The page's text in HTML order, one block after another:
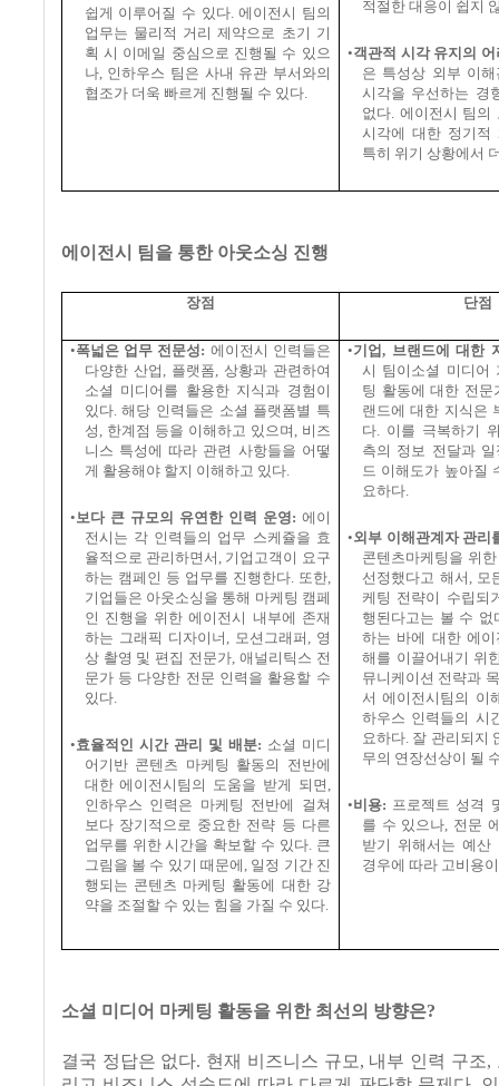
쉽게 이루어질 수 있다.에이전시 팀의
업무는 물리적 거리 제약으로 초기 기
획 시 이메일 중심으로 진행될 수 있으
나, 인하우스 팀은 사내 유관 부서와의
협조가 더욱 빠르게 진행될 수 있다.
적절한 대응이 쉽지
•객관적 시각 유지의 어
은 특성상 외부 이
시각을 우선하는 경
없다. 에이전시 팀의
시각에 대한 정기적
특히 위기 상황에서
에이전시 팀을 통한 아웃소싱 진행
장점 단점
•폭넓은 업무 전문성: 에이전시 인력들은
다양한 산업
플랫폼 상황과 관련하여
소셜 미디어를 활용한 지식과 경험이
있다.해당 인력들은 소셜 플랫폼별 특
성
한계점 등을 이해하고 있으며
비즈
니스 특성에 따라 관련 사항들을 어떻
게 활용해야 할지 이해하고 있다.
• 보다 큰 규모의 유연한 인력 운영: 에이
전시는 각 인력들의 업무 스케쥴을 효
율적으로 관리하면서 기업고객이 요구
하는 캠페인 등 업무를 진행한다. 또한,
기업들은 아웃소싱을 통해 마케팅 캠페
인 진행을 위한 에이전시 내부에 존재
하는 그래픽 디자이너
모션그래퍼
영
상 촬영 및 편집 전문가 애널리틱스 전
문가 등 다양한 전문 인력을 활용할 수
있다.
•효율적인 시간 관리 및 배분: 소셜 미디
어기반 콘텐츠 마케팅 활동의 전반에
대한 에이전시팀의 도움을 받게 되면
인하우스 인력은 마케팅 전반에 걸쳐
보다 장기적으로 중요한 전략 등 다른
업무를 위한 시간을 확보할 수 있다. 큰
그림을 볼 수 있기 때문에 일정 기간 진
행되는 콘텐츠 마케팅 활동에 대한 강
약을 조절할 수 있는 힘을 가질 수 있다.
•기업, 브랜드에 대한
시 팀이소셜 미디어
팅 활동에 대한 전문
랜드에 대한 지식은
다. 이를 극복하기
측의 정보 전달과
드 이해도가 높아질
요하다.
•외부 이해관계자 관리
콘텐츠마케팅을 위
선정했다고 해서
모
케팅 전략이 수립되
행된다고는 볼 수 없
하는 바에 대한 에
해를 이끌어내기 위
뮤니케이션 전략과
서 에이전시팀의 이
하우스 인력들의 시
요하다. 잘 관리되지
무의 연장선상이 될
•비용: 프로젝트 성격
를 수 있으나 전문
받기 위해서는 예산
경우에 따라 고비용
소셜 미디어 마케팅 활동을 위한 최선의 방향은?
결국 정답은 없다. 현재 비즈니스 규모, 내부 인력 구조,